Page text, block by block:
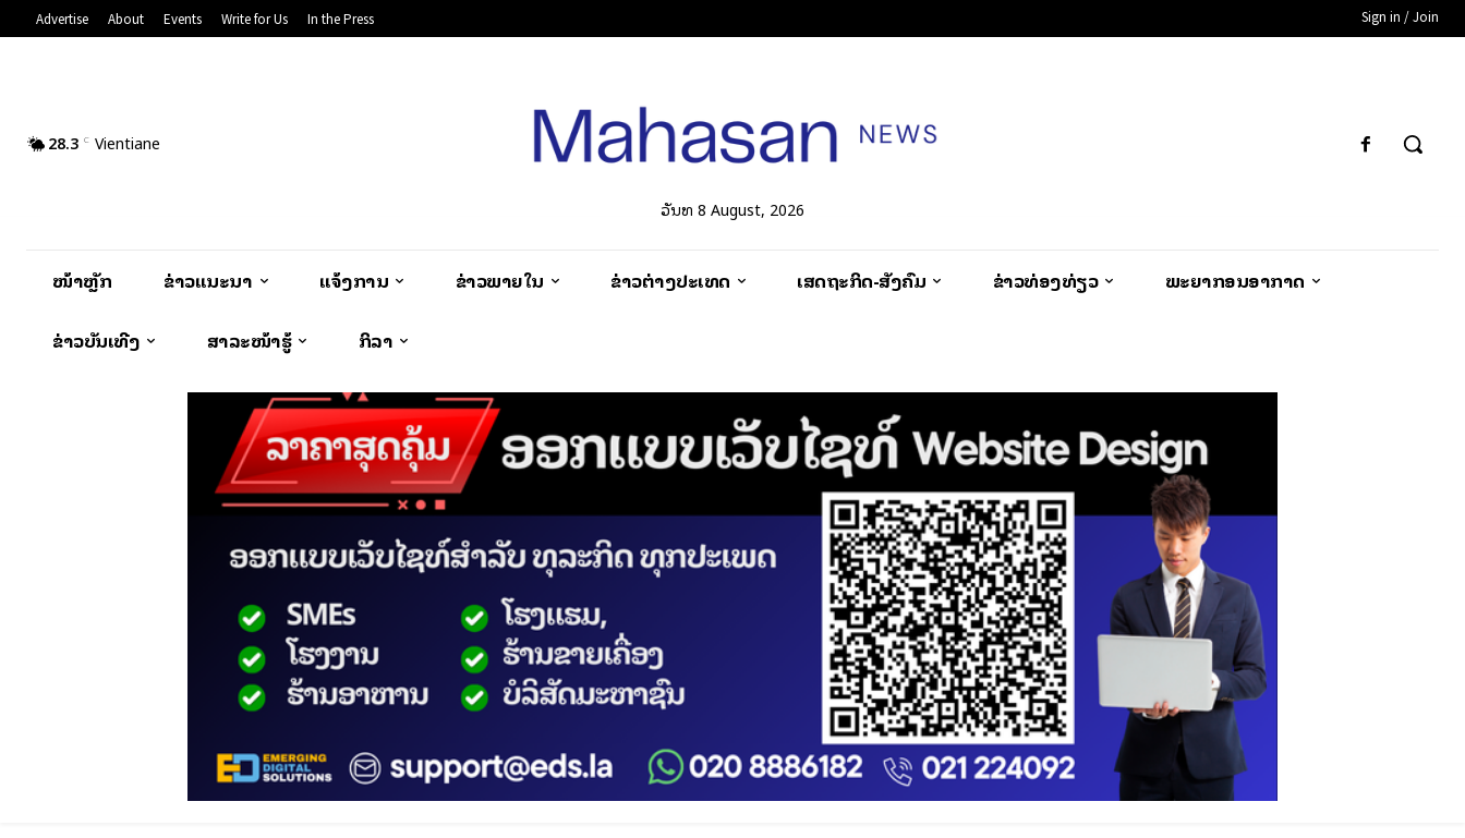
Advertise About Events Write for Us In the Press Sign in / Join
28.3 C Vientiane
ວັນທີ 8 August, 2026
ໜ້າຫຼັກ ຂ່າວແນະນຳ ແຈ້ງການ ຂ່າວພາຍໃນ ຂ່າວຕ່າງປະເທດ ເສດຖະກິດ-ສັງຄົມ ຂ່າວທ່ອງທ່ຽວ ພະຍາກອນອາກາດ
ຂ່າວບັນເທີງ ສາລະໜ້າຮູ້ ກິລາ